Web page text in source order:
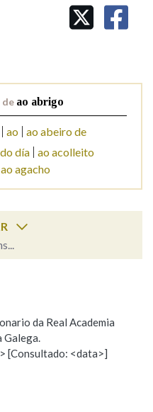
CORPORATIVA
DEL ADALID
HOMENAXEADAS
DAS LETRAS
DAS PALABRAS
de ao abrigo
ao ao abeiro de
día ao acolleito
ao agacho
na palabra
da Real Academia
Galega.
[Consultado: <data>]